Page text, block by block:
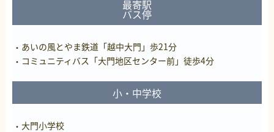
最寄駅
バス停
あいの風とやま鉄道「越中大門」歩21分
コミュニティバス「大門地区センター前」徒歩4分
小・中学校
大門小学校